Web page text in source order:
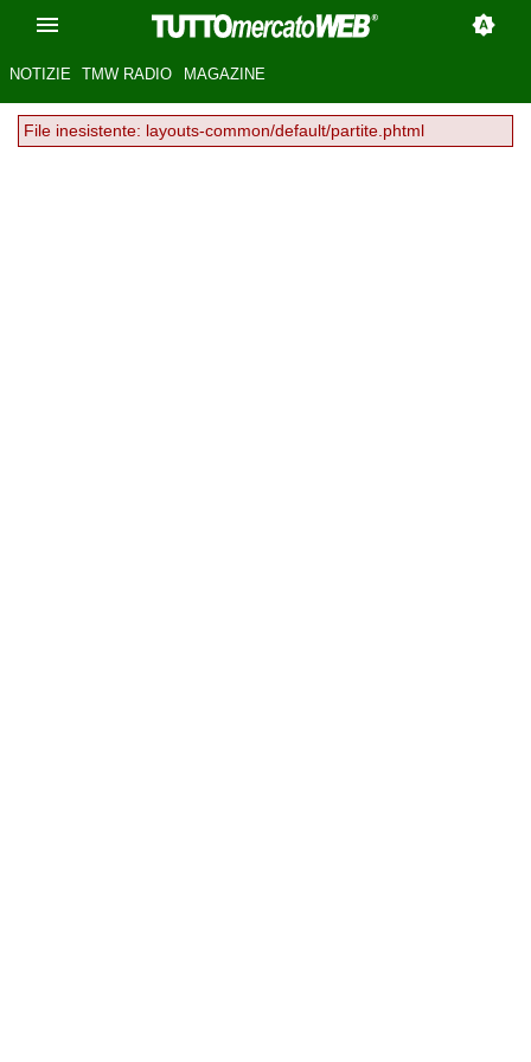
NOTIZIE TMW RADIO MAGAZINE
File inesistente: layouts-common/default/partite.phtml